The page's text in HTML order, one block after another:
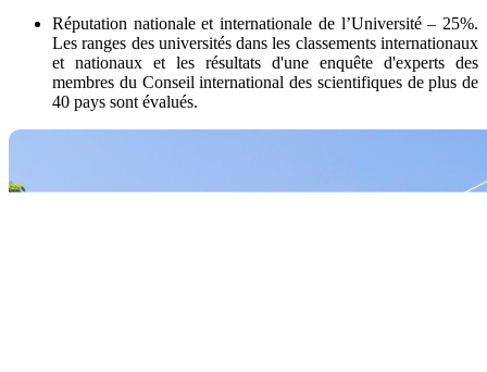
Réputation nationale et internationale de l’Université – 25%.
Les ranges des universités dans les classements internationaux
et nationaux et les résultats d'une enquête d'experts des
membres du Conseil international des scientifiques de plus de
40 pays sont évalués.